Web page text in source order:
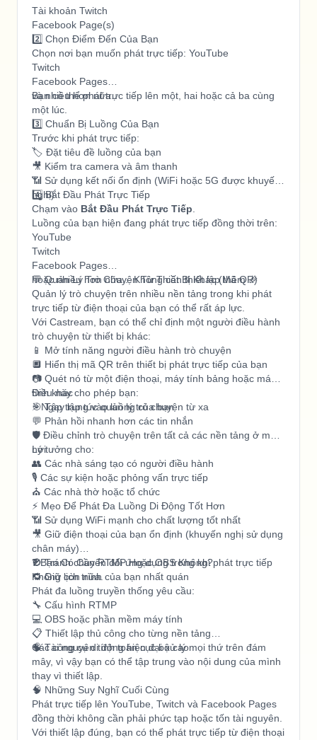
Tài khoản Twitch
Facebook Page(s)
2️⃣ Chọn Điểm Đến Của Bạn
Chọn nơi bạn muốn phát trực tiếp: YouTube
Twitch
Facebook Pages
và nhiều hơn nữa..
Bạn có thể phát trực tiếp lên một, hai hoặc cả ba cùng
một lúc.
3️⃣ Chuẩn Bị Luồng Của Bạn
Trước khi phát trực tiếp:
🏷️ Đặt tiêu đề luồng của bạn
🎥 Kiểm tra camera và âm thanh
📶 Sử dụng kết nối ổn định (WiFi hoặc 5G được khuyến
nghị)
4️⃣ Bắt Đầu Phát Trực Tiếp
Chạm vào Bắt Đầu Phát Trực Tiếp
Luồng của bạn hiện đang phát trực tiếp đồng thời trên:
YouTube
Twitch
Facebook Pages
hoặc nhiều hơn nữa... Không cần thiết lập thêm 🎉
💬 Quản Lý Trò Chuyện Từ Thiết Bị Khác (Mã QR)
Quản lý trò chuyện trên nhiều nền tảng trong khi phát
trực tiếp từ điện thoại của bạn có thể rất áp lực.
Với Castream, bạn có thể chỉ định một người điều hành
trò chuyện từ thiết bị khác:
📱 Mở tính năng người điều hành trò chuyện
🔲 Hiển thị mã QR trên thiết bị phát trực tiếp của bạn
📷 Quét nó từ một điện thoại, máy tính bảng hoặc máy
tính khác
⚡ Ngay lập tức quản lý trò chuyện từ xa
Điều này cho phép bạn:
🎯 Tập trung vào luồng của bạn
💬 Phản hồi nhanh hơn các tin nhắn
🛡️ Điều chỉnh trò chuyện trên tất cả các nền tảng ở một
nơi
Lý tưởng cho:
👥 Các nhà sáng tạo có người điều hành
🎙️ Các sự kiện hoặc phỏng vấn trực tiếp
⛪ Các nhà thờ hoặc tổ chức
⚡ Mẹo Để Phát Đa Luồng Di Động Tốt Hơn
📶 Sử dụng WiFi mạnh cho chất lượng tốt nhất
🎥 Giữ điện thoại của bạn ổn định (khuyến nghị sử dụng
chân máy)
🚫 Tránh chuyển đổi ứng dụng trong khi phát trực tiếp
🔁 Giữ lịch trình của bạn nhất quán
❓ Bạn Có Cần RTMP Hoặc OBS Không?
Không còn nữa.
Phát đa luồng truyền thống yêu cầu:
🔧 Cấu hình RTMP
💻 OBS hoặc phần mềm máy tính
📋 Thiết lập thủ công cho từng nền tảng
🧠 Tài nguyên tính toán cục bộ cao
Các công cụ di động hiện đại xử lý mọi thứ trên đám
mây, vì vậy bạn có thể tập trung vào nội dung của mình
thay vì thiết lập.
🧠 Những Suy Nghĩ Cuối Cùng
Phát trực tiếp lên YouTube, Twitch và Facebook Pages
đồng thời không cần phải phức tạp hoặc tốn tài nguyên.
Với thiết lập đúng, bạn có thể phát trực tiếp từ điện thoại